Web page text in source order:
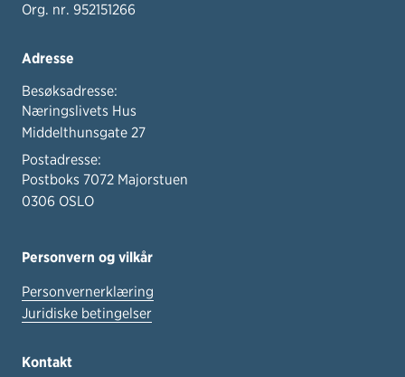
Org. nr. 952151266
Adresse
Besøksadresse:
Næringslivets Hus
Middelthunsgate 27
Postadresse:
Postboks 7072 Majorstuen
0306 OSLO
Personvern og vilkår
Personvernerklæring
Juridiske betingelser
Kontakt